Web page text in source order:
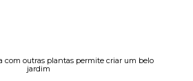
com outras plantas permite criar um belo
jardim